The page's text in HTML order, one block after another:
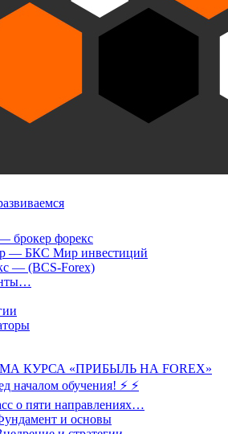
брокер форекс
— БКС Мир инвестиций
— (BCS-Forex)
КУРСА «ПРИБЫЛЬ НА FOREX»
началом обучения! ⚡ ⚡
о пяти направлениях…
и основы